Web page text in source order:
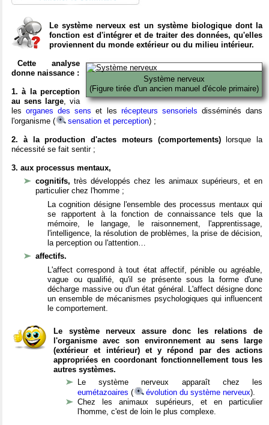
Le système nerveux est un système biologique dont la
fonction est d'intégrer et de traiter des données, qu'elles
proviennent du monde extérieur ou du milieu intérieur.
Système nerveux
(Figure tirée d'un ancien manuel d'école primaire)
Cette analyse
donne naissance :
1. à la perception
au sens large, via
lesorganes des sens et les récepteurs sensoriels disséminés dans
l'organisme (
sensation et perception) ;
2. à la production d'actes moteurs (comportements)lorsque la
nécessité se fait sentir ;
3. aux processus mentaux,
cognitifs,très développés chez les animaux supérieurs, et en
particulier chez l'homme ;
La cognition désigne l'ensemble des processus mentaux qui
se rapportent à la fonction de connaissance tels que la
mémoire, le langage, le raisonnement, l'apprentissage,
l'intelligence, la résolution de problèmes, la prise de décision,
la perception ou l'attention…
affectifs.
L'affect correspond à tout état affectif, pénible ou agréable,
vague ou qualifié, qu'il se présente sous la forme d'une
décharge massive ou d'un état général. L'affect désigne donc
un ensemble de mécanismes psychologiques qui influencent
le comportement.
Le système nerveux assure donc les relations de
l'organisme avec son environnement au sens large
(extérieur et intérieur) et y répond par des actions
appropriées en coordonant fonctionnellement tous les
autres systèmes.
Le système nerveux apparaît chez les
eumétazoaires ( évolution du système nerveux).
Chez les animaux supérieurs, et en particulier
l'homme, c'est de loin le plus complexe.